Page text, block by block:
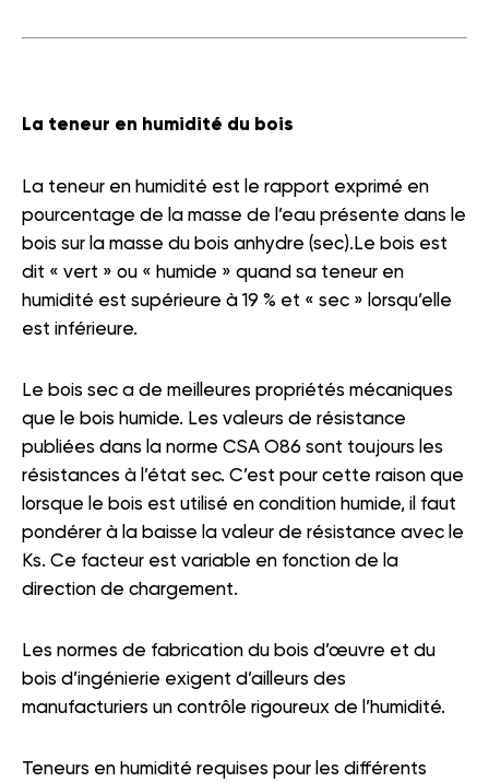
La teneur en humidité du bois
La teneur en humidité est le rapport exprimé en
pourcentage de la masse de l’eau présente dans le
bois sur la masse du bois anhydre (sec).Le bois est
dit « vert » ou « humide » quand sa teneur en
humidité est supérieure à 19 % et « sec » lorsqu’elle
est inférieure.
Le bois sec a de meilleures propriétés mécaniques
que le bois humide. Les valeurs de résistance
publiées dans la norme CSA O86 sont toujours les
résistances à l’état sec. C’est pour cette raison que
lorsque le bois est utilisé en condition humide, il faut
pondérer à la baisse la valeur de résistance avec le
Ks. Ce facteur est variable en fonction de la
direction de chargement.
Les normes de fabrication du bois d’œuvre et du
bois d’ingénierie exigent d’ailleurs des
manufacturiers un contrôle rigoureux de l’humidité.
Teneurs en humidité requises pour les différents